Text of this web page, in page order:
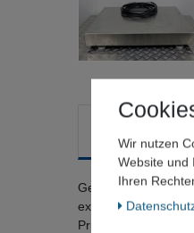
Gebrauchte
Prüflaboren, QS-
Wir nutzen
Website und
Ihren